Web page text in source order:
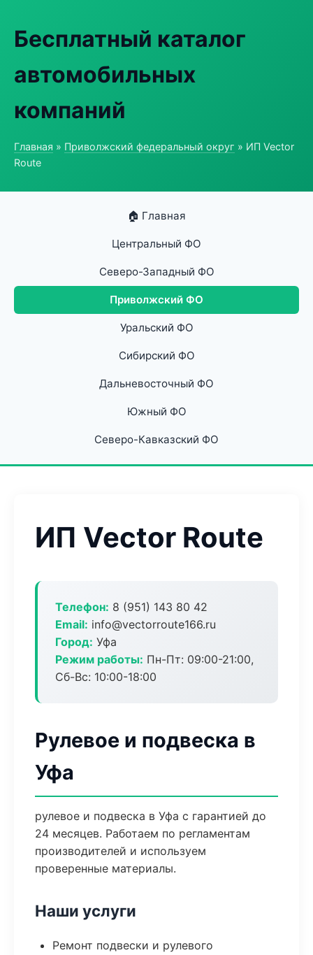
Бесплатный каталог
автомобильных
компаний
Главная » Приволжский федеральный округ » ИП Vector
Route
🏠 Главная
Центральный ФО
Северо-Западный ФО
Приволжский ФО
Уральский ФО
Сибирский ФО
Дальневосточный ФО
Южный ФО
Северо-Кавказский ФО
ИП Vector Route
Телефон: 8 (951) 143 80 42
Email: info@vectorroute166.ru
Город: Уфа
Режим работы: Пн-Пт: 09:00-21:00,
Сб-Вс: 10:00-18:00
Рулевое и подвеска в
Уфа
рулевое и подвеска в Уфа с гарантией до
24 месяцев. Работаем по регламентам
производителей и используем
проверенные материалы.
Наши услуги
Ремонт подвески и рулевого